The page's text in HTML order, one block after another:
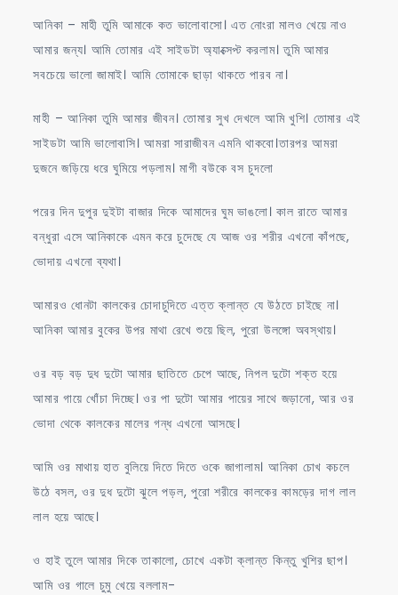
আনিকা – মাহী তুমি আমাকে কত ভালোবাসো। এত নোংরা মালও খেয়ে নাও
আমার জন্য। আমি তোমার এই সাইডটা অ্যাক্সেপ্ট করলাম। তুমি আমার
সবচেয়ে ভালো জামাই। আমি তোমাকে ছাড়া থাকতে পারব না।
মাহী – আনিকা তুমি আমার জীবন। তোমার সুখ দেখলে আমি খুশি। তোমার এই
সাইডটা আমি ভালোবাসি। আমরা সারাজীবন এমনি থাকবো।তারপর আমরা
দুজনে জড়িয়ে ধরে ঘুমিয়ে পড়লাম। মাগী বউকে বস চুদলো
পরের দিন দুপুর দুইটা বাজার দিকে আমাদের ঘুম ভাঙলো। কাল রাতে আমার
বন্ধুরা এসে আনিকাকে এমন করে চুদেছে যে আজ ওর শরীর এখনো কাঁপছে,
ভোদায় এখনো ব্যথা।
আমারও ধোনটা কালকের চোদাচুদিতে এত্ত ক্লান্ত যে উঠতে চাইছে না।
আনিকা আমার বুকের উপর মাথা রেখে শুয়ে ছিল, পুরো উলঙ্গো অবস্থায়।
ওর বড় বড় দুধ দুটো আমার ছাতিতে চেপে আছে, নিপল দুটো শক্ত হয়ে
আমার গায়ে খোঁচা দিচ্ছে। ওর পা দুটো আমার পায়ের সাথে জড়ানো, আর ওর
ভোদা থেকে কালকের মালের গন্ধ এখনো আসছে।
আমি ওর মাথায় হাত বুলিয়ে দিতে দিতে ওকে জাগালাম। আনিকা চোখ কচলে
উঠে বসল, ওর দুধ দুটো ঝুলে পড়ল, পুরো শরীরে কালকের কামড়ের দাগ লাল
লাল হয়ে আছে।
ও হাই তুলে আমার দিকে তাকালো, চোখে একটা ক্লান্ত কিন্তু খুশির ছাপ।
আমি ওর গালে চুমু খেয়ে বললাম-